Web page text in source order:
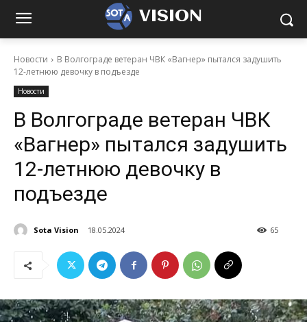
VISION
Новости
В Волгограде ветеран ЧВК «Вагнер» пытался задушить
12-летнюю девочку в подъезде
Новости
В Волгограде ветеран ЧВК
«Вагнер» пытался задушить
12-летнюю девочку в
подъезде
Sota Vision 18.05.2024 65